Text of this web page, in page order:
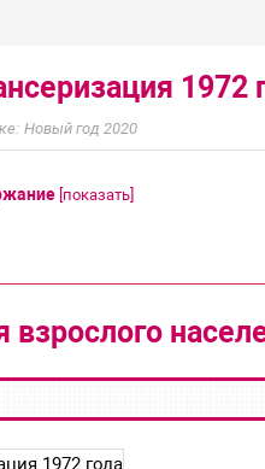
1972
Новый год 2020
[показать]